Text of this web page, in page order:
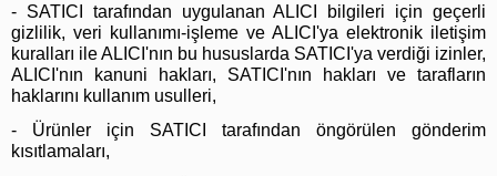
- SATICI tarafından uygulanan ALICI bilgileri için geçerli
gizlilik, veri kullanımı-işleme ve ALICI'ya elektronik iletişim
kuralları ile ALICI'nın bu hususlarda SATICI'ya verdiği izinler,
ALICI'nın kanuni hakları, SATICI'nın hakları ve tarafların
haklarını kullanım usulleri,
- Ürünler için SATICI tarafından öngörülen gönderim
kısıtlamaları,